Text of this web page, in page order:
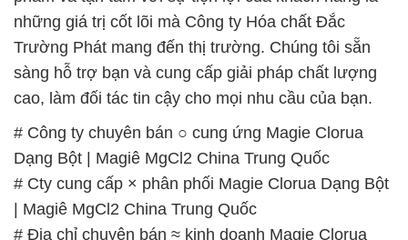
# Công ty chuyên bán ○ cung ứng Magie Clorua
Dạng Bột | Magiê MgCl2 China Trung Quốc
# Cty cung cấp × phân phối Magie Clorua Dạng Bột
| Magiê MgCl2 China Trung Quốc
# Địa chỉ chuyên bán ≈ kinh doanh Magie Clorua
Dạng Bột | Magiê MgCl2 China Trung Quốc
# Công ty bán ß thương mại Magie Clorua Dạng Bột
| Magiê MgCl2 China Trung Quốc
# Cung ứng ε bán Magie Clorua Dạng Bột | Magiê